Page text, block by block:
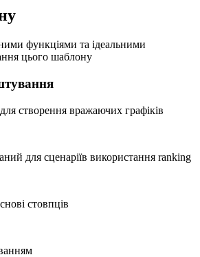
функціями та ідеальними
цього шаблону
створення вражаючих графіків
для сценаріїв використання ranking
стовпців